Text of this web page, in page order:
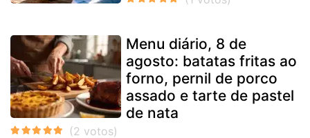
Menu diário, 8 de
agosto: batatas fritas ao
forno, pernil de porco
assado e tarte de pastel
de nata